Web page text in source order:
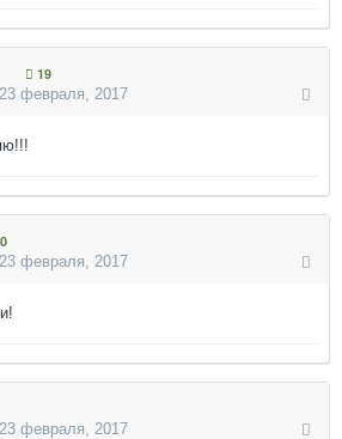
19
23 февраля, 2017
23 февраля, 2017
23 февраля, 2017